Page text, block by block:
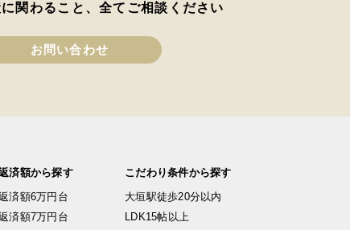
関わること、全てご相談ください
お問い合わせ
済額から探す
済額6万円台
済額7万円台
こだわり条件から探す
大垣駅徒歩20分以内
LDK15帖以上